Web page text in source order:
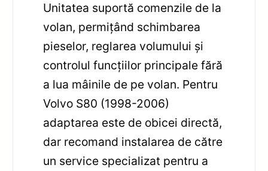
Unitatea suportă comenzile de la
volan, permițând schimbarea
pieselor, reglarea volumului și
controlul funcțiilor principale fără
a lua mâinile de pe volan. Pentru
Volvo S80 (1998-2006)
adaptarea este de obicei directă,
dar recomand instalarea de către
un service specializat pentru a